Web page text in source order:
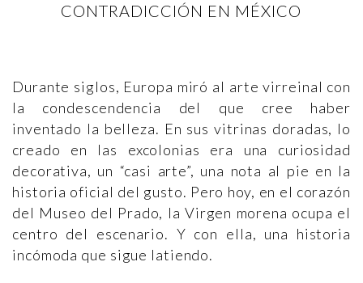
CONTRADICCIÓN EN MÉXICO
Durante siglos, Europa miró al arte virreinal con
la condescendencia del que cree haber
inventado la belleza. En sus vitrinas doradas, lo
creado en las excolonias era una curiosidad
decorativa, un “casi arte”, una nota al pie en la
historia oficial del gusto. Pero hoy, en el corazón
del Museo del Prado, la Virgen morena ocupa el
centro del escenario. Y con ella, una historia
incómoda que sigue latiendo.